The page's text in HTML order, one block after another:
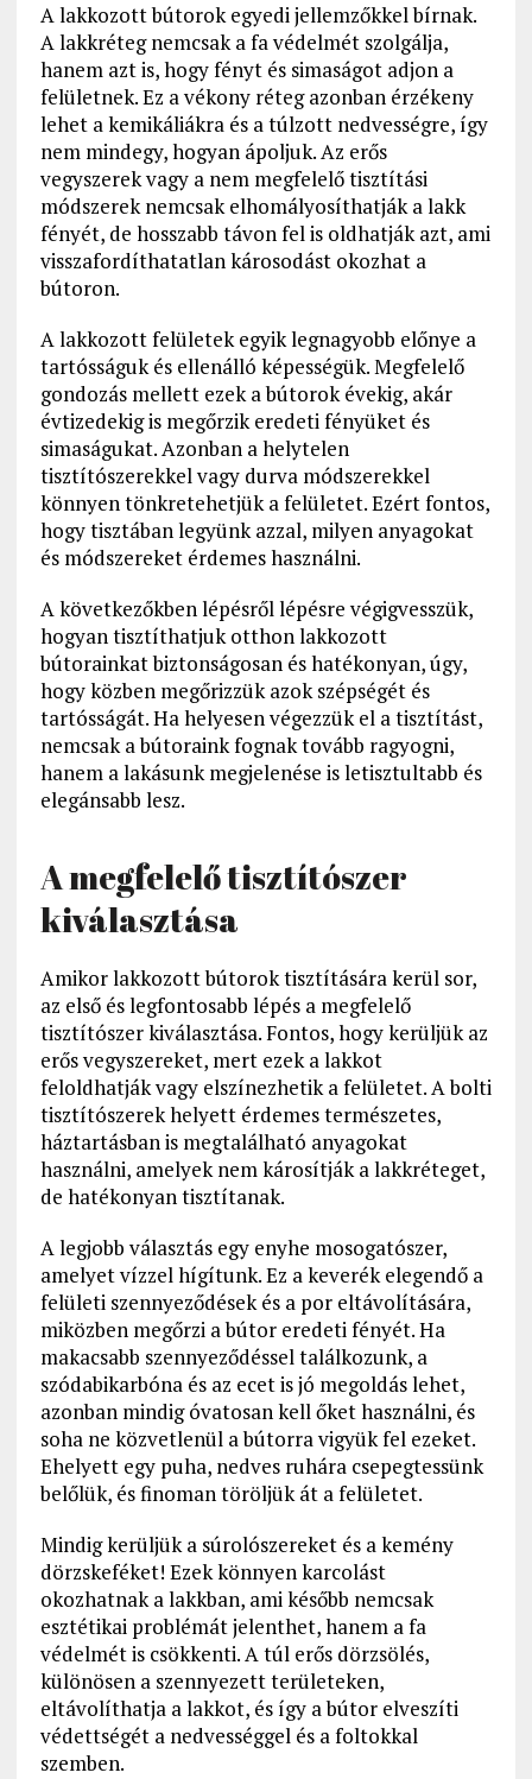
A lakkozott bútorok egyedi jellemzőkkel bírnak.
A lakkréteg nemcsak a fa védelmét szolgálja,
hanem azt is, hogy fényt és simaságot adjon a
felületnek. Ez a vékony réteg azonban érzékeny
lehet a kemikáliákra és a túlzott nedvességre, így
nem mindegy, hogyan ápoljuk. Az erős
vegyszerek vagy a nem megfelelő tisztítási
módszerek nemcsak elhomályosíthatják a lakk
fényét, de hosszabb távon fel is oldhatják azt, ami
visszafordíthatatlan károsodást okozhat a
bútoron.
A lakkozott felületek egyik legnagyobb előnye a
tartósságuk és ellenálló képességük. Megfelelő
gondozás mellett ezek a bútorok évekig, akár
évtizedekig is megőrzik eredeti fényüket és
simaságukat. Azonban a helytelen
tisztítószerekkel vagy durva módszerekkel
könnyen tönkretehetjük a felületet. Ezért fontos,
hogy tisztában legyünk azzal, milyen anyagokat
és módszereket érdemes használni.
A következőkben lépésről lépésre végigvesszük,
hogyan tisztíthatjuk otthon lakkozott
bútorainkat biztonságosan és hatékonyan, úgy,
hogy közben megőrizzük azok szépségét és
tartósságát. Ha helyesen végezzük el a tisztítást,
nemcsak a bútoraink fognak tovább ragyogni,
hanem a lakásunk megjelenése is letisztultabb és
elegánsabb lesz.
A megfelelő tisztítószer
kiválasztása
Amikor lakkozott bútorok tisztítására kerül sor,
az első és legfontosabb lépés a megfelelő
tisztítószer kiválasztása. Fontos, hogy kerüljük az
erős vegyszereket, mert ezek a lakkot
feloldhatják vagy elszínezhetik a felületet. A bolti
tisztítószerek helyett érdemes természetes,
háztartásban is megtalálható anyagokat
használni, amelyek nem károsítják a lakkréteget,
de hatékonyan tisztítanak.
A legjobb választás egy enyhe mosogatószer,
amelyet vízzel hígítunk. Ez a keverék elegendő a
felületi szennyeződések és a por eltávolítására,
miközben megőrzi a bútor eredeti fényét. Ha
makacsabb szennyeződéssel találkozunk, a
szódabikarbóna és az ecet is jó megoldás lehet,
azonban mindig óvatosan kell őket használni, és
soha ne közvetlenül a bútorra vigyük fel ezeket.
Ehelyett egy puha, nedves ruhára csepegtessünk
belőlük, és finoman töröljük át a felületet.
Mindig kerüljük a súrolószereket és a kemény
dörzskeféket! Ezek könnyen karcolást
okozhatnak a lakkban, ami később nemcsak
esztétikai problémát jelenthet, hanem a fa
védelmét is csökkenti. A túl erős dörzsölés,
különösen a szennyezett területeken,
eltávolíthatja a lakkot, és így a bútor elveszíti
védettségét a nedvességgel és a foltokkal
szemben.